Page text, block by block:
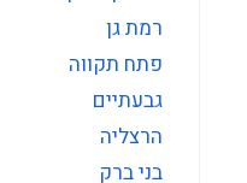
רמת גן
פתח תקווה
גבעתיים
הרצליה
בני ברק